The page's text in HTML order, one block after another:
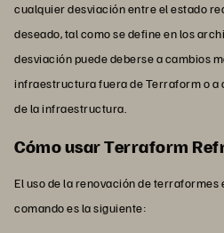
cualquier desviación entre el estado
deseado, tal como se define en los
desviación puede deberse a cambios
infraestructura fuera de Terraform o a
de la infraestructura.
Cómo usar Terraform
El uso de la renovación de terraformes
comando es la siguiente: